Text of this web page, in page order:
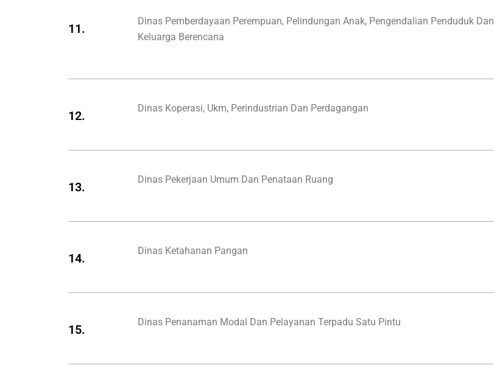
11.
Dinas Pemberdayaan Perempuan, Pelindungan Anak, Pengendalian Penduduk Dan
Keluarga Berencana
12.
Dinas Koperasi, Ukm, Perindustrian Dan Perdagangan
13.
Dinas Pekerjaan Umum Dan Penataan Ruang
14.
Dinas Ketahanan Pangan
15.
Dinas Penanaman Modal Dan Pelayanan Terpadu Satu Pintu